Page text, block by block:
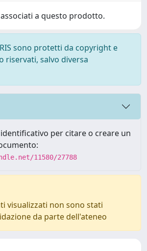
a questo prodotto.
sono protetti da copyright e
riservati, salvo diversa
per citare o creare un
11580/27788
visualizzati non sono stati
da parte dell'ateneo